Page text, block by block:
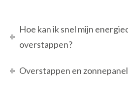
Hoe kan ik snel mijn
overstappen?
Overstappen en